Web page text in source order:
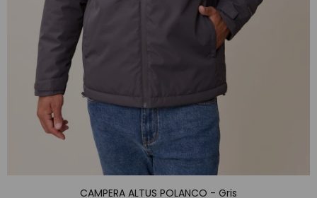
CAMPERA ALTUS POLANCO - Gris